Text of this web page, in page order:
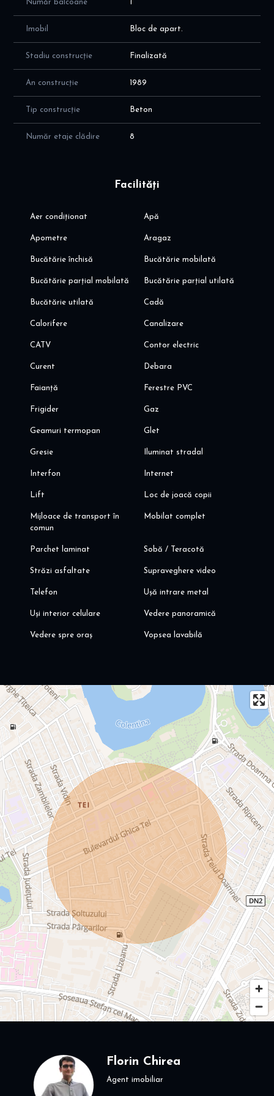
Număr balcoane 1
Imobil Bloc de apart.
Stadiu construcție Finalizată
An construcție 1989
Tip construcție Beton
Număr etaje clădire 8
Facilități
Aer condiționat Apă
Apometre Aragaz
Bucătărie închisă Bucătărie mobilată
Bucătărie parțial mobilată Bucătărie parțial utilată
Bucătărie utilată Cadă
Calorifere Canalizare
CATV Contor electric
Curent Debara
Faianță Ferestre PVC
Frigider Gaz
Geamuri termopan Glet
Gresie Iluminat stradal
Interfon Internet
Lift Loc de joacă copii
Mijloace de transport în
comun
Mobilat complet
Parchet laminat Sobă / Teracotă
Străzi asfaltate Supraveghere video
Telefon Ușă intrare metal
Uși interior celulare Vedere panoramică
Vedere spre oraș Vopsea lavabilă
Florin Chirea
Agent imobiliar